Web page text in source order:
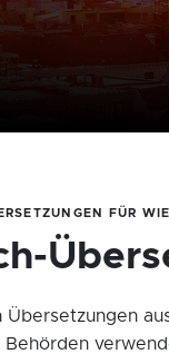
FÜR
Übersetzungen
Behörden